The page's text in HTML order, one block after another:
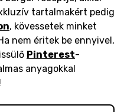
tartalmakért pedig
, kövessetek minket
nem éritek be ennyivel,
Pinterest-
anyagokkal